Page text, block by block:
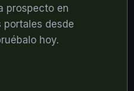
prospecto en
portales desde
hoy.